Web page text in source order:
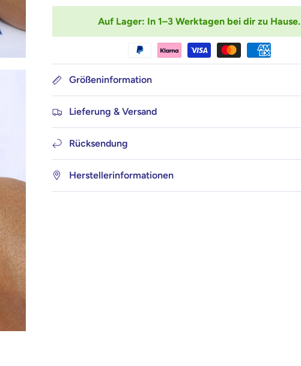
Auf Lager: In 1–3 Werktagen bei dir zu Hause.
Größeninformation
Lieferung & Versand
Rücksendung
Herstellerinformationen